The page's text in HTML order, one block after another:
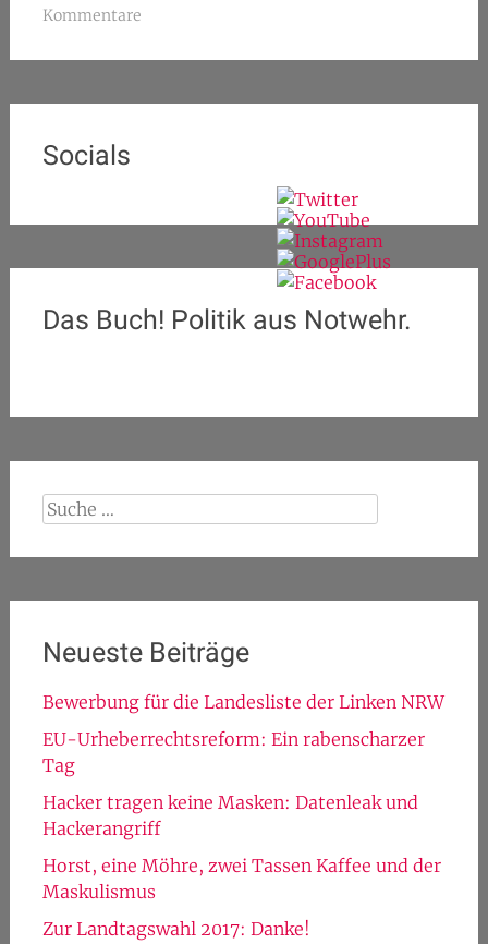
Kommentare
Socials
Das Buch! Politik aus Notwehr.
Suche
nach:
Neueste Beiträge
Bewerbung für die Landesliste der Linken NRW
EU-Urheberrechtsreform: Ein rabenscharzer
Tag
Hacker tragen keine Masken: Datenleak und
Hackerangriff
Horst, eine Möhre, zwei Tassen Kaffee und der
Maskulismus
Zur Landtagswahl 2017: Danke!